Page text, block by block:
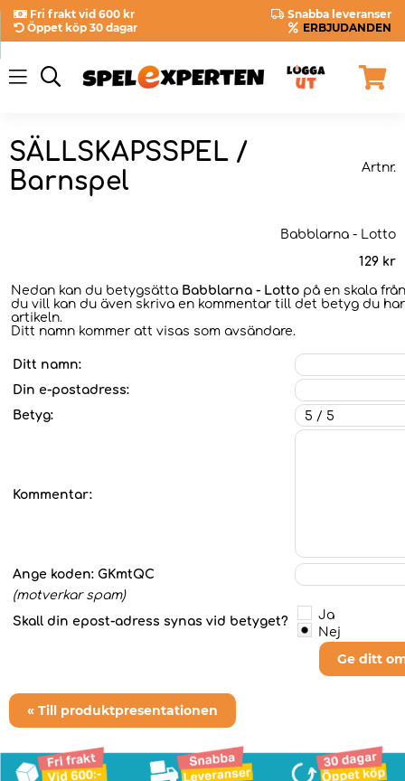
Fri frakt vid 600 kr
Snabba leveranser
Öppet köp 30 dagar
ERBJUDANDEN
SÄLLSKAPSSPEL /
Barnspel
Artnr.
Babblarna - Lotto
129 kr
Nedan kan du betygsätta Babblarna - Lotto på en skala
du vill kan du även skriva en kommentar till det betyg du
artikeln.
Ditt namn kommer att visas som avsändare.
Ditt namn:
Din e-postadress:
Betyg:
Kommentar:
Ange koden: GKmtQC
(motverkar spam)
Skall din epost-adress synas vid betyget?
Ja
Nej
Ge ditt
« Till produktpresentationen